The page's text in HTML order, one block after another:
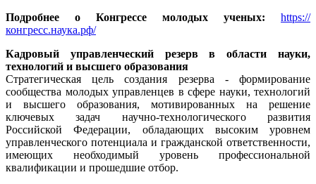
Подробнее о Конгрессе молодых ученых:
https://
конгресс.наука.рф/
Кадровый управленческий резерв в области науки,
технологий и высшего образования
Стратегическая цель создания резерва - формирование
сообщества молодых управленцев в сфере науки, технологий
и высшего образования, мотивированных на решение
ключевых задач научно-технологического развития
Российской Федерации, обладающих высоким уровнем
управленческого потенциала и гражданской ответственности,
имеющих необходимый уровень профессиональной
квалификации и прошедшие отбор.